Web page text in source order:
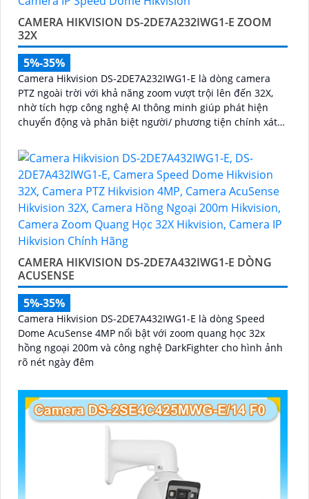
CAMERA HIKVISION DS-2DE7A232IWG1-E ZOOM
32X
5%-35%
Camera Hikvision DS-2DE7A232IWG1-E là dòng camera
PTZ ngoài trời với khả năng zoom vượt trội lên đến 32X,
nhờ tích hợp công nghệ AI thông minh giúp phát hiện
chuyển động và phân biệt người/ phương tiện chính xát
nghiệm giám sát có âm thanh
CAMERA HIKVISION DS-2DE7A432IWG1-E DÒNG
ACUSENSE
5%-35%
Camera Hikvision DS-2DE7A432IWG1-E là dòng Speed
Dome AcuSense 4MP nổi bật với zoom quang học 32x
hồng ngoại 200m và công nghệ DarkFighter cho hình ảnh
rõ nét ngày đêm